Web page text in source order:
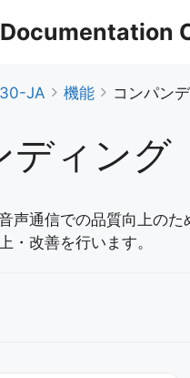
JA 機能 コンパン
ディング
声通信での品質向上の
・改善を行います。